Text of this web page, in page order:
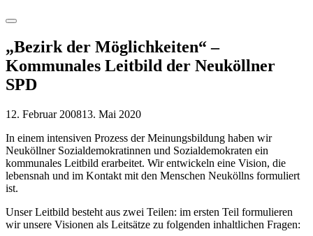
Menu
„Bezirk der Möglichkeiten“ –
Kommunales Leitbild der Neuköllner
SPD
12. Februar 200813. Mai 2020
In einem intensiven Prozess der Meinungsbildung haben wir
Neuköllner Sozialdemokratinnen und Sozialdemokraten ein
kommunales Leitbild erarbeitet. Wir entwickeln eine Vision, die
lebensnah und im Kontakt mit den Menschen Neuköllns formuliert
ist.
Unser Leitbild besteht aus zwei Teilen: im ersten Teil formulieren
wir unsere Visionen als Leitsätze zu folgenden inhaltlichen Fragen: